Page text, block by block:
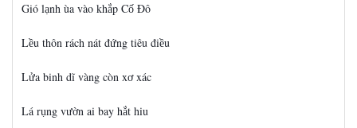
Gió lạnh ùa vào khắp Cố Đô
Lều thôn rách nát đứngtiêu điều
Lửa binh dĩ vàng còn xơxác
Lá rụng vườn ai bay hắt hiu